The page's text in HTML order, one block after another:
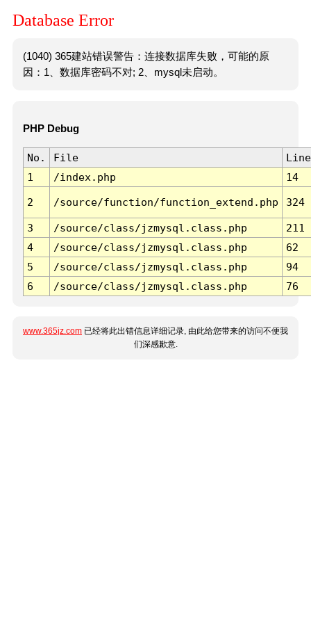
Database Error
(1040) 365建站错误警告：连接数据库失败，可能的原
因：1、数据库密码不对; 2、mysql未启动。
PHP Debug
No. File
Line
1
/index.php 14
2 /source/function/function_extend.php 324
3 /source/class/jzmysql.class.php
211
4
/source/class/jzmysql.class.php
62
5
/source/class/jzmysql.class.php
94
6
/source/class/jzmysql.class.php 76
www.365jz.com 已经将此出错信息详细记录, 由此给您带来的访问不便我
们深感歉意.